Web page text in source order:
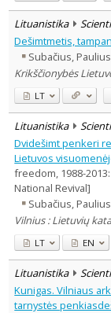
Lituanistika
Dešimtmetis,
Subačius, Paulius
Krikščionybės
LT
Lituanistika
Dvidešimt penkeri
Lietuvos
freedom, 1988-
National Revival]
Subačius, Paulius
Vilnius : Lietuvių
LT EN
Lituanistika
Kunigas. Vilniaus
tarnystės